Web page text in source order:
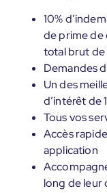
10%
de prime de
total brut de
Demandes
Un des
d’intérêt de
Tous vos
Accès
application
long de leur